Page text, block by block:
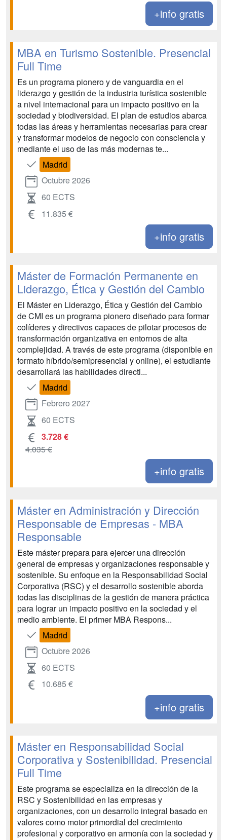
+info gratis
MBA en Turismo Sostenible. Presencial
Full Time
Es un programa pionero y de vanguardia en el
liderazgo y gestión de la industria turística sostenible
a nivel internacional para un impacto positivo en la
sociedad y biodiversidad. El plan de estudios abarca
todas las áreas y herramientas necesarias para crear
y transformar modelos de negocio con consciencia y
mediante el uso de las más modernas te...
Madrid
Octubre 2026
60 ECTS
11.835 €
+info gratis
Máster de Formación Permanente en
Liderazgo, Ética y Gestión del Cambio
El Máster en Liderazgo, Ética y Gestión del Cambio
de CMI es un programa pionero diseñado para formar
colíderes y directivos capaces de pilotar procesos de
transformación organizativa en entornos de alta
complejidad. A través de este programa (disponible en
formato híbrido/semipresencial y online), el estudiante
desarrollará las habilidades directi...
Madrid
Febrero 2027
60 ECTS
3.728 €
4.035 €
+info gratis
Máster en Administración y Dirección
Responsable de Empresas - MBA
Responsable
Este máster prepara para ejercer una dirección
general de empresas y organizaciones responsable y
sostenible. Su enfoque en la Responsabilidad Social
Corporativa (RSC) y el desarrollo sostenible aborda
todas las disciplinas de la gestión de manera práctica
para lograr un impacto positivo en la sociedad y el
medio ambiente. El primer MBA Respons...
Madrid
Octubre 2026
60 ECTS
10.685 €
+info gratis
Máster en Responsabilidad Social
Corporativa y Sostenibilidad. Presencial
Full Time
Este programa se especializa en la dirección de la
RSC y Sostenibilidad en las empresas y
organizaciones, con un desarrollo integral basado en
valores como motor primordial del crecimiento
profesional y corporativo en armonía con la sociedad y